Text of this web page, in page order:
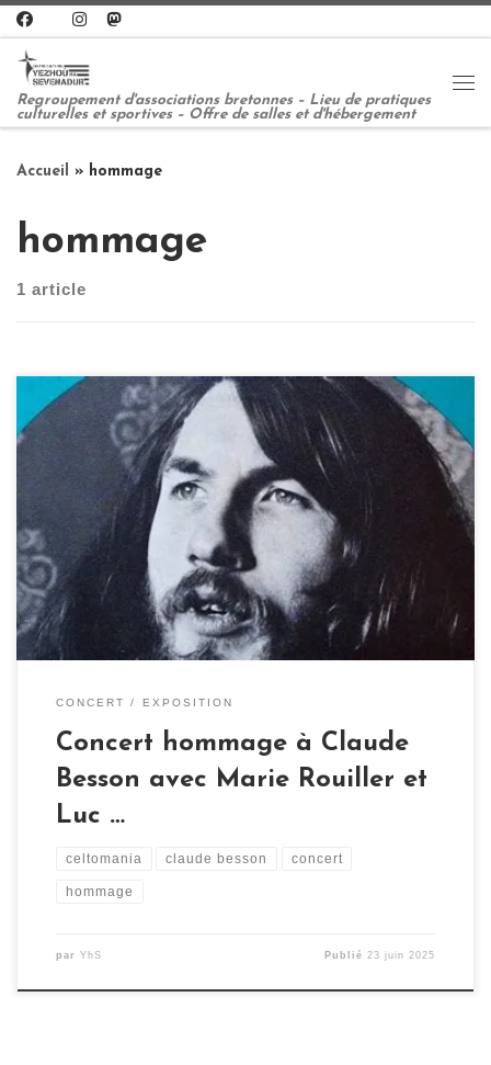
Passer au contenu
Regroupement d'associations bretonnes – Lieu de pratiques
culturelles et sportives – Offre de salles et d'hébergement
Accueil » hommage
hommage
1 article
À l’occasion du vernissage de l’exposition de France
Bihannic, nous serons ravis de proposer un concert en
hommage à feu son mari, le chanteur Claude Besson.
Auteur d’une quinzaine d’albums, il a composé une
centaine de chansons : une œuvre magistrale qui figure
au panthéon de la chanson bretonne. Marie […]
CONCERT EXPOSITION
Concert hommage à Claude
Besson avec Marie Rouiller et
Luc …
celtomania claude besson concert
hommage
par YhS Publié23 juin 2025